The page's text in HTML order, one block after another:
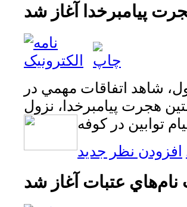
پيامبرخدا آغاز شد
شاهد اتفاقات مهمي در
هجرت پيامبرخدا، نزول
افزودن نظر جدید
عتبات آغاز شد